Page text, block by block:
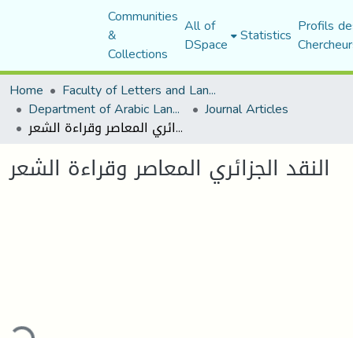
Communities
&
Collections
All of
DSpace Statistics Profils
Home
Faculty of Letters and Languages
Department of Arabic Language and Literature Journal Articles
النقد الجزائري المعاصر وقراءة الشعر
النقد الجزائري المعاصر وقراءة الشعر